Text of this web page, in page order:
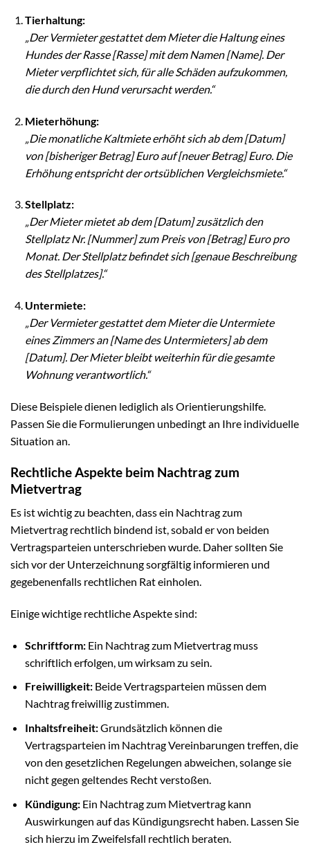
Tierhaltung:
„Der Vermieter gestattet dem Mieter die Haltung eines
Hundes der Rasse [Rasse] mit dem Namen [Name]. Der
Mieter verpflichtet sich, für alle Schäden aufzukommen,
die durch den Hund verursacht werden.“
Mieterhöhung:
„Die monatliche Kaltmiete erhöht sich ab dem [Datum]
von [bisheriger Betrag] Euro auf [neuer Betrag] Euro. Die
Erhöhung entspricht der ortsüblichen Vergleichsmiete.“
Stellplatz:
„Der Mieter mietet ab dem [Datum] zusätzlich den
Stellplatz Nr. [Nummer] zum Preis von [Betrag] Euro pro
Monat. Der Stellplatz befindet sich [genaue Beschreibung
des Stellplatzes].“
Untermiete:
„Der Vermieter gestattet dem Mieter die Untermiete
eines Zimmers an [Name des Untermieters] ab dem
[Datum]. Der Mieter bleibt weiterhin für die gesamte
Wohnung verantwortlich.“
Diese Beispiele dienen lediglich als Orientierungshilfe.
Passen Sie die Formulierungen unbedingt an Ihre individuelle
Situation an.
Rechtliche Aspekte beim Nachtrag zum
Mietvertrag
Es ist wichtig zu beachten, dass ein Nachtrag zum
Mietvertrag rechtlich bindend ist, sobald er von beiden
Vertragsparteien unterschrieben wurde. Daher sollten Sie
sich vor der Unterzeichnung sorgfältig informieren und
gegebenenfalls rechtlichen Rat einholen.
Einige wichtige rechtliche Aspekte sind:
Schriftform:Ein Nachtrag zum Mietvertrag muss
schriftlich erfolgen, um wirksam zu sein.
Freiwilligkeit:Beide Vertragsparteien müssen dem
Nachtrag freiwillig zustimmen.
Inhaltsfreiheit:Grundsätzlich können die
Vertragsparteien im Nachtrag Vereinbarungen treffen, die
von den gesetzlichen Regelungen abweichen, solange sie
nicht gegen geltendes Recht verstoßen.
Kündigung:Ein Nachtrag zum Mietvertrag kann
Auswirkungen auf das Kündigungsrecht haben. Lassen Sie
sich hierzu im Zweifelsfall rechtlich beraten.